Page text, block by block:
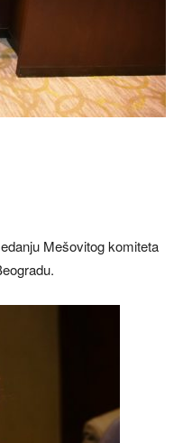
Mešovitog komiteta